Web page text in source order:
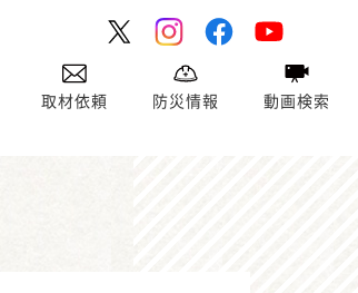
取材依頼 防災情報 動画検索